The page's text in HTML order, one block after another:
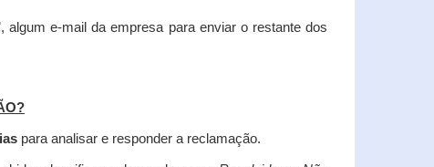
algum e-mail da empresa para enviar o restante dos
para analisar e responder a reclamação.